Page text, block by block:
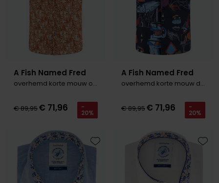
A Fish Named Fred
overhemd korte mouw oranje print
€ 89,95€ 71,96 -
20%
A Fish Named Fred
overhemd korte mouw donkerblauw
€ 89,95€ 71,96 -
20%
Toevoegen aan favorieten